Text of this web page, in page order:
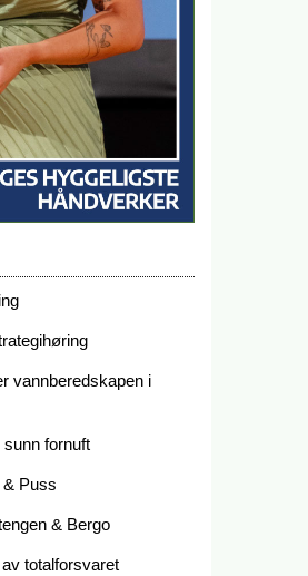
vannberedskapen i
fornuft
& Puss
& Bergo
totalforsvaret